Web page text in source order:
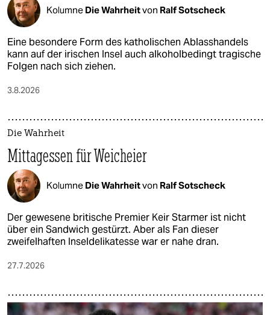
Kolumne Die Wahrheitvon Ralf Sotscheck
Eine besondere Form des katholischen Ablasshandels
kann auf der irischen Insel auch alkoholbedingt tragische
Folgen nach sich ziehen.
3.8.2026
Die Wahrheit
Mittagessen für Weicheier
Kolumne Die Wahrheitvon Ralf Sotscheck
Der gewesene britische Premier Keir Starmer ist nicht
über ein Sandwich gestürzt. Aber als Fan dieser
zweifelhaften Inseldelikatesse war er nahe dran.
27.7.2026